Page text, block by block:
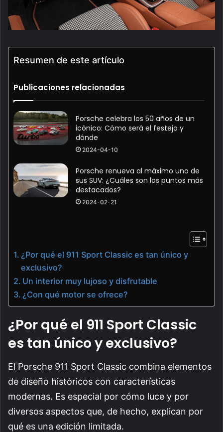
Resumen de este artículo
Publicaciones relacionadas
Porsche celebra los 50 años de un
icónico: Cómo será el festejo y
dónde
2024-04-10
Porsche renueva al máximo uno de
sus SUV: ¿Cuáles son los puntos más
destacados?
2024-02-21
¿Por qué el 911 Sport Classic es tan único y
exclusivo?
Un interior muy lujoso y disfrutable
¿Con qué motor se ofrece?
¿Por qué el 911 Sport Classic
es tan único y exclusivo?
El Porsche 911 Sport Classic combina elementos
de diseño históricos con características
modernas. Es especial por cómo luce y por
diversos aspectos que, de hecho, explican por
qué es una edición limitada.